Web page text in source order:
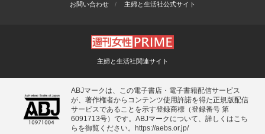
お問い合わせ
主婦と生活社公式サイト
主婦と生活社関連サイト
ABJマークは、この電子書店・電子書籍配信サービス
が、著作権者からコンテンツ使用許諾を得た正規版配信
サービスであることを示す登録商標（登録番号 第
6091713号）です。ABJマークについて、詳しくはこち
らを御覧ください。
https://aebs.or.jp/